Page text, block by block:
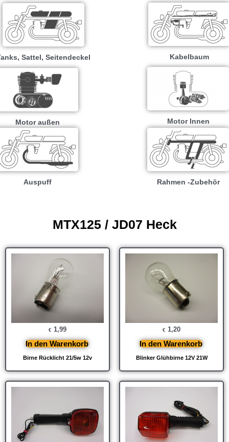
Sattel, Seitendeckel Kabelbaum
Motor außen Motor Innen
Auspuff Rahmen -Zubehör
MTX125 / JD07 Heck
Birne Rücklicht 21/5w 12v
€ 1,99
In den Warenkorb
Blinker Glühbirne 12V 21W
€ 1,20
In den Warenkorb